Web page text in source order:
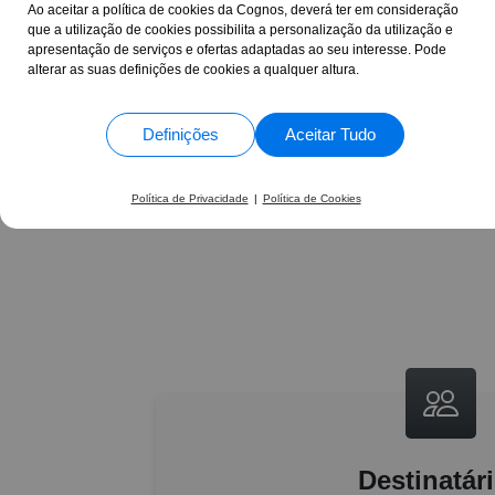
Ao aceitar a política de cookies da Cognos, deverá ter em consideração
que a utilização de cookies possibilita a personalização da utilização e
apresentação de serviços e ofertas adaptadas ao seu interesse. Pode
alterar as suas definições de cookies a qualquer altura.
Definições Aceitar Tudo
Política de Privacidade | Política de Cookies
didáticas de
ao seu lado